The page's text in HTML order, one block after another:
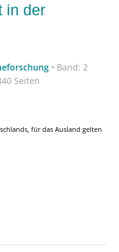
in der
• Band: 2
Seiten
für das Ausland gelten